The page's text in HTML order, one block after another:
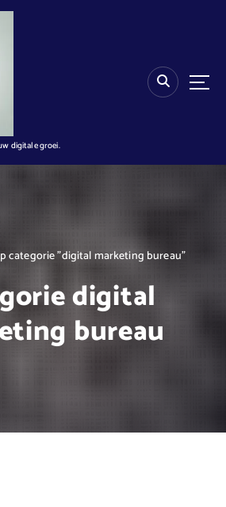
digitale groei.
categorie "digital marketing bureau"
digital
bureau